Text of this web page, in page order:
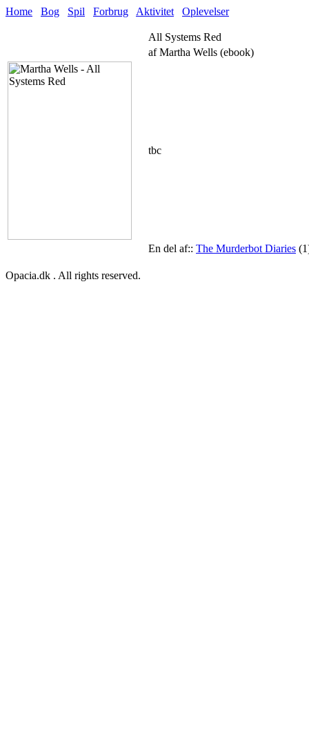
Home Bog Spil Forbrug Aktivitet Oplevelser
All Systems Red
af Martha Wells (ebook)
tbc
En del af:: The Murderbot Diaries
Opacia.dk . All rights reserved.